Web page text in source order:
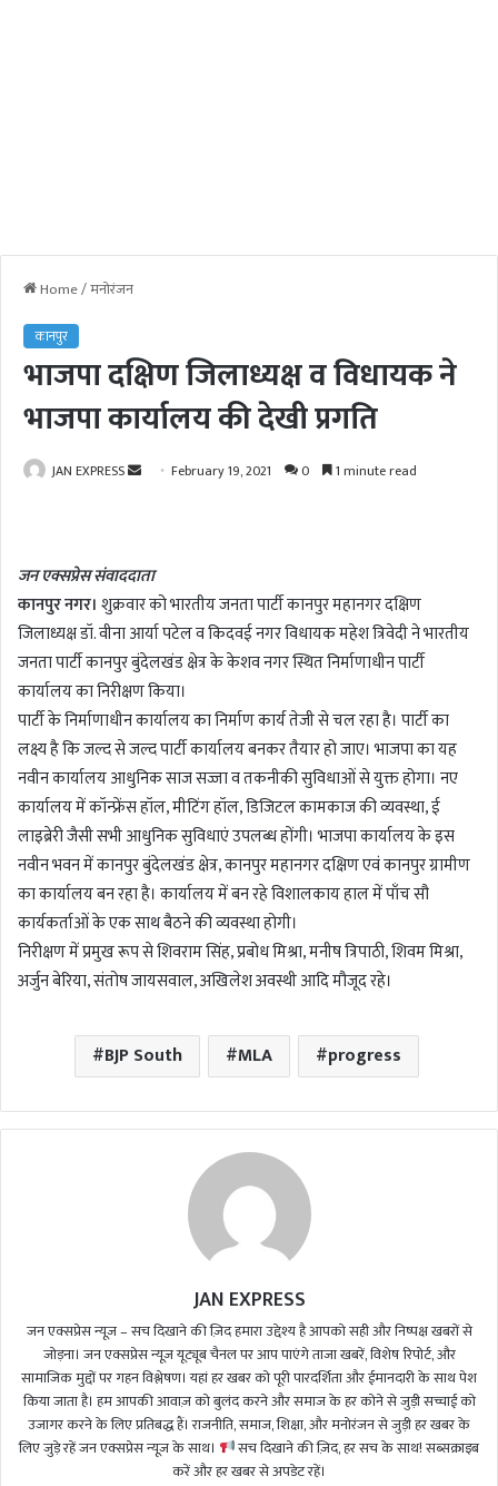
Home/मनोरंजन
कानपुर
भाजपा दक्षिण जिलाध्यक्ष व विधायक ने
भाजपा कार्यालय की देखी प्रगति
JAN EXPRESS
a
n
e
m
a
i
l
February 19, 2021 0 1 minute read
जन एक्सप्रेस संवाददाता
कानपुर नगर। शुक्रवार को भारतीय जनता पार्टी कानपुर महानगर दक्षिण
जिलाध्यक्ष डॉ. वीना आर्या पटेल व किदवई नगर विधायक महेश त्रिवेदी ने भारतीय
जनता पार्टी कानपुर बुंदेलखंड क्षेत्र के केशव नगर स्थित निर्माणाधीन पार्टी
कार्यालय का निरीक्षण किया।
पार्टी के निर्माणाधीन कार्यालय का निर्माण कार्य तेजी से चल रहा है। पार्टी का
लक्ष्य है कि जल्द से जल्द पार्टी कार्यालय बनकर तैयार हो जाए। भाजपा का यह
नवीन कार्यालय आधुनिक साज सज्जा व तकनीकी सुविधाओं से युक्त होगा। नए
कार्यालय में कॉन्फ्रेंस हॉल, मीटिंग हॉल, डिजिटल कामकाज की व्यवस्था, ई
लाइब्रेरी जैसी सभी आधुनिक सुविधाएं उपलब्ध होंगी। भाजपा कार्यालय के इस
नवीन भवन में कानपुर बुंदेलखंड क्षेत्र, कानपुर महानगर दक्षिण एवं कानपुर ग्रामीण
का कार्यालय बन रहा है। कार्यालय में बन रहे विशालकाय हाल में पाँच सौ
कार्यकर्ताओं के एक साथ बैठने की व्यवस्था होगी।
निरीक्षण में प्रमुख रूप से शिवराम सिंह, प्रबोध मिश्रा, मनीष त्रिपाठी, शिवम मिश्रा,
अर्जुन बेरिया, संतोष जायसवाल, अखिलेश अवस्थी आदि मौजूद रहे।
BJP South MLA progress
JAN EXPRESS
जन एक्सप्रेस न्यूज़ – सच दिखाने की ज़िद हमारा उद्देश्य है आपको सही और निष्पक्ष खबरों से
जोड़ना। जन एक्सप्रेस न्यूज़ यूट्यूब चैनल पर आप पाएंगे ताजा खबरें, विशेष रिपोर्ट, और
सामाजिक मुद्दों पर गहन विश्लेषण। यहां हर खबर को पूरी पारदर्शिता और ईमानदारी के साथ पेश
किया जाता है। हम आपकी आवाज़ को बुलंद करने और समाज के हर कोने से जुड़ी सच्चाई को
उजागर करने के लिए प्रतिबद्ध हैं। राजनीति, समाज, शिक्षा, और मनोरंजन से जुड़ी हर खबर के
लिए जुड़े रहें जन एक्सप्रेस न्यूज़ के साथ।
सच दिखाने की ज़िद, हर सच के साथ! सब्सक्राइब
करें और हर खबर से अपडेट रहें।